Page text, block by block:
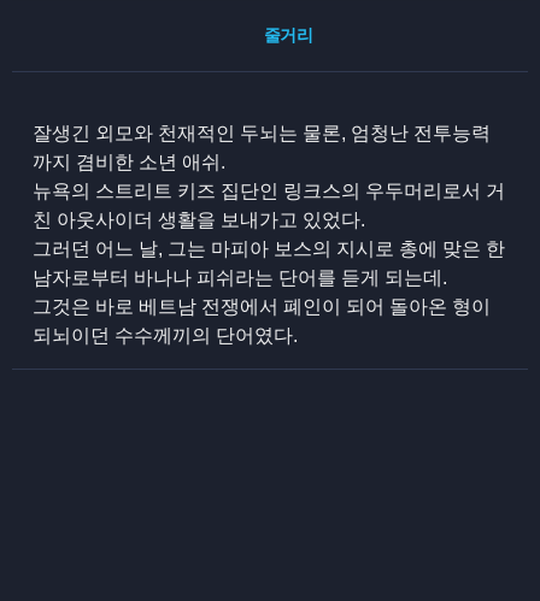
줄거리
잘생긴 외모와 천재적인 두뇌는 물론, 엄청난 전투능력
까지 겸비한 소년 애쉬.
뉴욕의 스트리트 키즈 집단인 링크스의 우두머리로서 거
친 아웃사이더 생활을 보내가고 있었다.
그러던 어느 날, 그는 마피아 보스의 지시로 총에 맞은 한
남자로부터 바나나 피쉬라는 단어를 듣게 되는데.
그것은 바로 베트남 전쟁에서 폐인이 되어 돌아온 형이
되뇌이던 수수께끼의 단어였다.